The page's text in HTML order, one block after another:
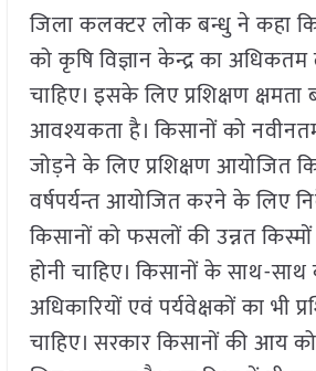
जिला कलक्टर लोक बन्धु ने कहा
को कृषि विज्ञान केन्द्र का
चाहिए। इसके लिए प्रशिक्षण क्षमता
आवश्यकता है। किसानों को
जोड़ने के लिए प्रशिक्षण आयोजित
वर्षपर्यन्त आयोजित करने के लिए
किसानों को फसलों की उन्नत
होनी चाहिए। किसानों के साथ-
अधिकारियों एवं पर्यवेक्षकों का भी
चाहिए। सरकार किसानों की आय